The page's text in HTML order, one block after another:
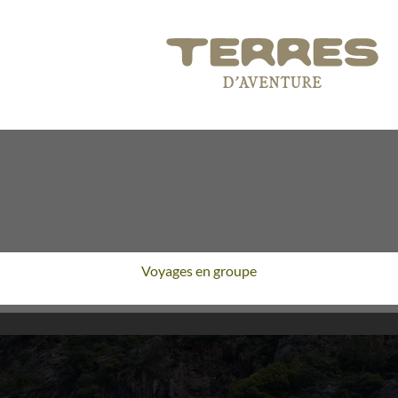
Voyages en groupe